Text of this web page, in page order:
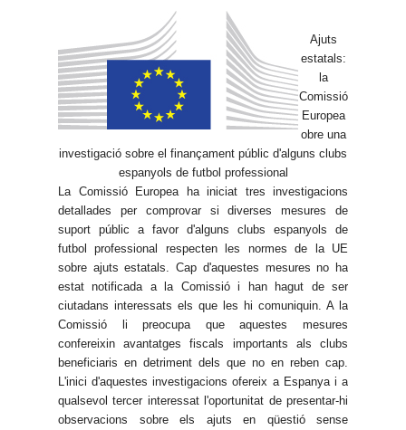
Ajuts
estatals:
la
Comissió
Europea
obre una
investigació sobre el finançament públic d'alguns clubs
espanyols de futbol professional
L a Comissió Europea ha iniciat tres investigacions
detallades per comprovar si diverses mesures de
suport públic a favor d'alguns clubs espanyols de
futbol professional respecten les normes de la UE
sobre ajuts estatals. Cap d'aquestes mesures no ha
estat notificada a la Comissió i han hagut de ser
ciutadans interessats els que les hi comuniquin. A la
Comissió li preocupa que aquestes mesures
confereixin avantatges fiscals importants als clubs
beneficiaris en detriment dels que no en reben cap.
L'inici d'aquestes investigacions ofereix a Espanya i a
qualsevol tercer interessat l'oportunitat de presentar-hi
observacions sobre els ajuts en qüestió sense